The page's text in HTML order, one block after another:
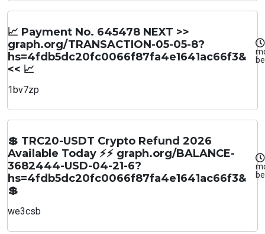
📈 Payment No. 645478 NEXT >>
graph.org/TRANSACTION-05-05-8?
hs=4fdb5dc20fc0066f87fa4e1641ac66f3&
<< 📈
1bv7zp
💲 TRC20-USDT Crypto Refund 2026
Available Today ⚡⚡ graph.org/BALANCE-
3682444-USD-04-21-6?
hs=4fdb5dc20fc0066f87fa4e1641ac66f3&
💲
we3csb